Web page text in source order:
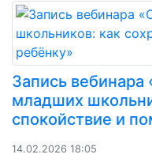
Запись вебинара
младших
спокойствие и
14.02.2026 18:05